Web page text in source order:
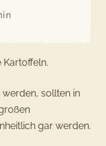
Kartoffeln.
sollten in
gar werden.